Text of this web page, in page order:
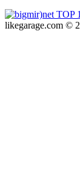
likegarage.com ©